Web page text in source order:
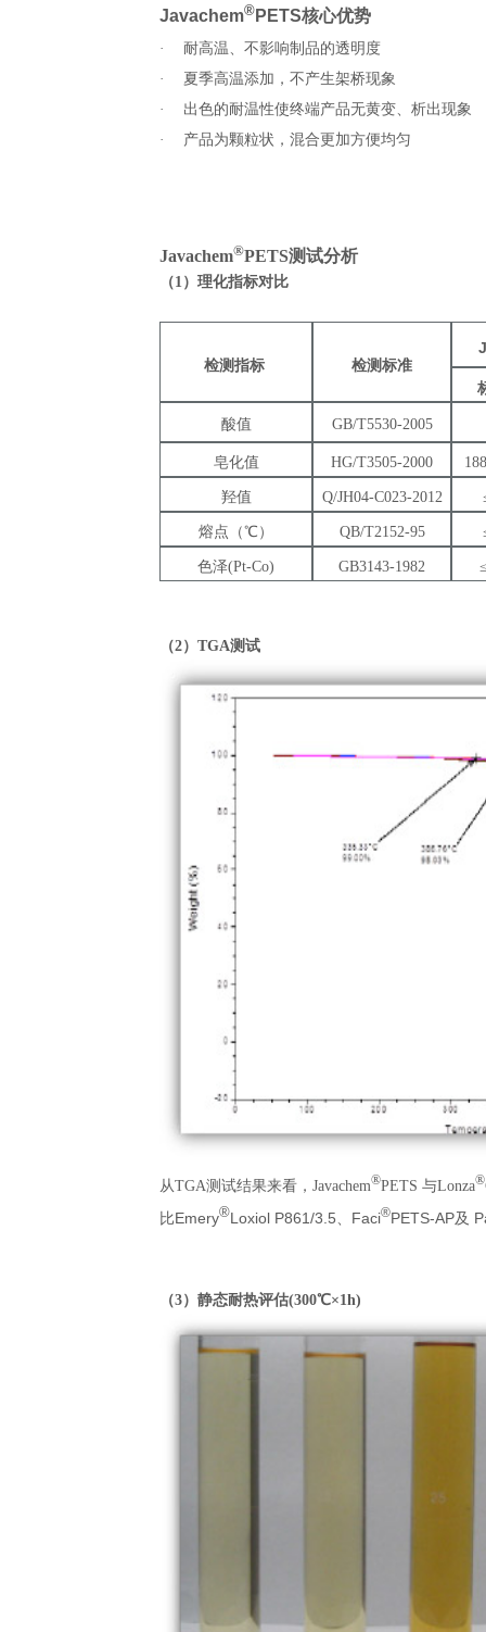
Javachem® PETS核心优势
·
耐高温、不影响制品的透明度
·
夏季高温添加，不产生架桥现象
·
出色的耐温性使终端产品无黄变、析出现象
·
产品为颗粒状，混合更加方便均匀
Javachem®PETS测试分析
（1）理化指标对比
检测指标 检测标准
酸值 GB/T5530-2005
皂化值 HG/T3505-2000
羟值 Q/JH04-C023-2012
熔点（℃） QB/T2152-95
色泽(Pt-Co) GB3143-1982
（2）TGA测试
从TGA测试结果来看，Javachem®PETS 与Lonza®
比Emery®Loxiol P861/3.5、Faci®PETS-AP及
（3）静态耐热评估(300℃×1h)